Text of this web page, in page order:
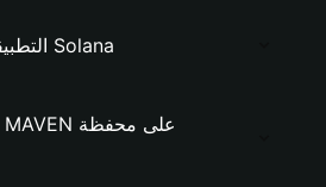
التطبيقات اللامركزية على Solana